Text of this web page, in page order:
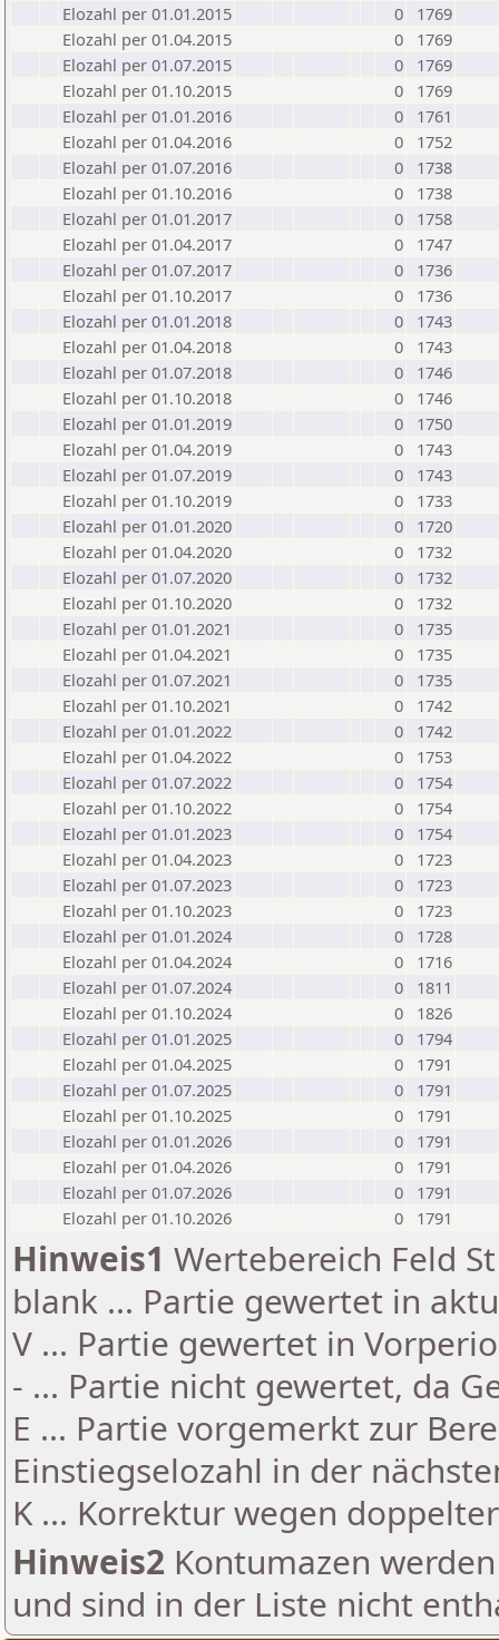
Elozahl per 01.01.2015
0
1769
Elozahl per 01.04.2015
0
1769
Elozahl per 01.07.2015
0
1769
Elozahl per 01.10.2015
0
1769
Elozahl per 01.01.2016
0
1761
Elozahl per 01.04.2016
0
1752
Elozahl per 01.07.2016
0
1738
Elozahl per 01.10.2016
0
1738
Elozahl per 01.01.2017
0
1758
Elozahl per 01.04.2017
0
1747
Elozahl per 01.07.2017
0
1736
Elozahl per 01.10.2017
0
1736
Elozahl per 01.01.2018
0
1743
Elozahl per 01.04.2018
0
1743
Elozahl per 01.07.2018
0
1746
Elozahl per 01.10.2018
0
1746
Elozahl per 01.01.2019
0
1750
Elozahl per 01.04.2019
0
1743
Elozahl per 01.07.2019
0
1743
Elozahl per 01.10.2019
0
1733
Elozahl per 01.01.2020
0
1720
Elozahl per 01.04.2020
0
1732
Elozahl per 01.07.2020
0
1732
Elozahl per 01.10.2020
0
1732
Elozahl per 01.01.2021
0
1735
Elozahl per 01.04.2021
0
1735
Elozahl per 01.07.2021
0
1735
Elozahl per 01.10.2021
0
1742
Elozahl per 01.01.2022
0
1742
Elozahl per 01.04.2022
0
1753
Elozahl per 01.07.2022
0
1754
Elozahl per 01.10.2022
0
1754
Elozahl per 01.01.2023
0
1754
Elozahl per 01.04.2023
0
1723
Elozahl per 01.07.2023
0
1723
Elozahl per 01.10.2023
0
1723
Elozahl per 01.01.2024
0
1728
Elozahl per 01.04.2024
0
1716
Elozahl per 01.07.2024
0
1811
Elozahl per 01.10.2024
0
1826
Elozahl per 01.01.2025
0
1794
Elozahl per 01.04.2025
0
1791
Elozahl per 01.07.2025
0
1791
Elozahl per 01.10.2025
0
1791
Elozahl per 01.01.2026
0
1791
Elozahl per 01.04.2026
0
1791
Elozahl per 01.07.2026
0
1791
Elozahl per 01.10.2026
0 1791
Hinweis1 Wertebereich Feld
blank ... Partie gewertet in
V ... Partie gewertet in
- ... Partie nicht gewertet, da
E ... Partie vorgemerkt zur
Einstiegselozahl in der
K ... Korrektur wegen
Hinweis2 Kontumazen
und sind in der Liste nicht